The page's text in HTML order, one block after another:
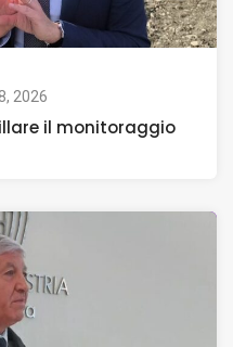
2026
il monitoraggio